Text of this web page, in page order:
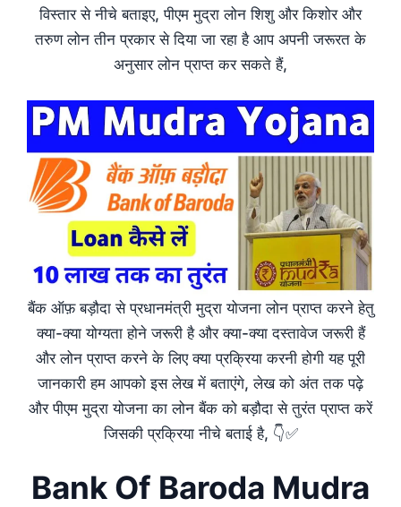
विस्तार से नीचे बताइए, पीएम मुद्रा लोन शिशु और किशोर और
तरुण लोन तीन प्रकार से दिया जा रहा है आप अपनी जरूरत के
अनुसार लोन प्राप्त कर सकते हैं,
बैंक ऑफ़ बड़ौदा से प्रधानमंत्री मुद्रा योजना लोन प्राप्त करने हेतु
क्या-क्या योग्यता होने जरूरी है और क्या-क्या दस्तावेज जरूरी हैं
और लोन प्राप्त करने के लिए क्या प्रक्रिया करनी होगी यह पूरी
जानकारी हम आपको इस लेख में बताएंगे, लेख को अंत तक पढ़े
और पीएम मुद्रा योजना का लोन बैंक को बड़ौदा से तुरंत प्राप्त करें
जिसकी प्रक्रिया नीचे बताई है, 👇✅
Bank Of Baroda Mudra